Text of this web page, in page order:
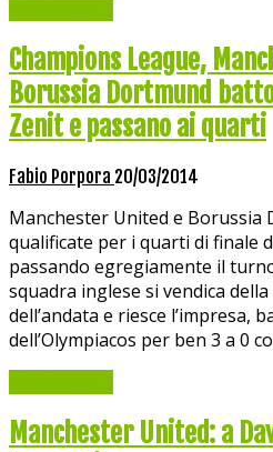
Champions League,
Borussia Dortmund
Zenit e passano ai quarti
Fabio Porpora 20/03/2014
Manchester United e Borussia
qualificate per i quarti di finale
passando egregiamente il
squadra inglese si vendica
dell’andata e riesce l’impresa,
dell’Olympiacos per ben 3 a 0
Manchester United: a